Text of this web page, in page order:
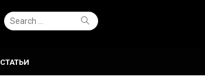
Search
for:
Search
СТАТЬИ